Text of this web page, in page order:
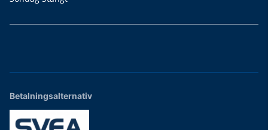
Betalningsalternativ